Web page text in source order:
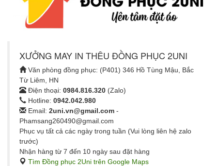
XƯỞNG MAY IN THÊU ĐỒNG PHỤC 2UNI
Văn phòng đồng phục: (P401) 346 Hồ Tùng Mậu, Bắc
Từ Liêm, HN
Điện thoại: 0984.816.320 (Zalo)
Hotline: 0942.042.980
Email: 2uni.vn@gmail.com -
Phamsang260490@gmail.com
Phục vụ tất cả các ngày trong tuần (Vui lòng liên hệ zalo
trước)
Nhận hàng từ 7 đến 10 ngày sau đặt hàng
Tìm Đồng phục 2Uni trên Google Maps